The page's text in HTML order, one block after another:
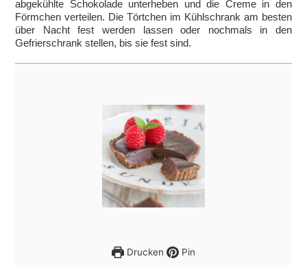
abgekühlte Schokolade unterheben und die Creme in den
Förmchen verteilen. Die Törtchen im Kühlschrank am besten
über Nacht fest werden lassen oder nochmals in den
Gefrierschrank stellen, bis sie fest sind.
Drucken Pin